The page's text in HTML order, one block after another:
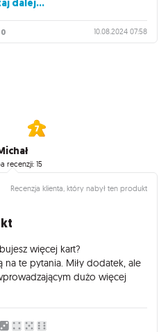
i dodają jej głębi.
ilustrowana gra ekonomiczna,
swoje rezerwaty, stając
kartami, co czyni
rozszerzenie, które nie
także pozwala na jeszcze
do gry. Razem z "Ptakami
zestaw, który w pełni
Skrzydłach". Jeśli "Na
mnóstwo radości i satysfakcji.
się nowym, fascynującym
i europejskich ptaków
polecam!
dalej...
0 10.08.2024 07:58
recenzji: 15
Recenzja klienta, który nabył ten produkt
więcej kart?
na te pytania. Miły dodatek, ale
dużo więcej